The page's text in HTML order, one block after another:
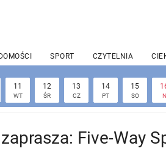
SPORT CZYTELNIA
11
WT
12
ŚR
13
CZ
14
PT
15
SO N
Five-Way